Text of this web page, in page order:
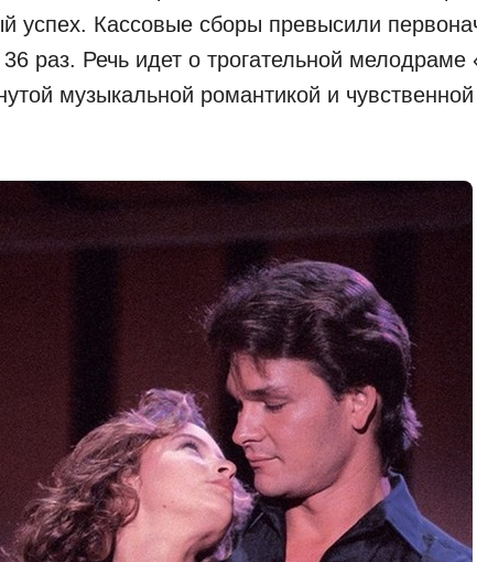
успех. Кассовые сборы превысили
раз. Речь идет о трогательной мелодраме
музыкальной романтикой и чувственной